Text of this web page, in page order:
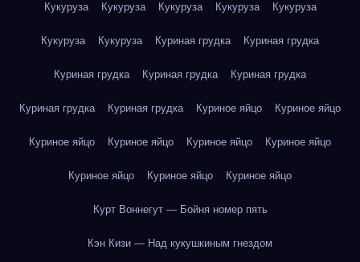
Кукуруза Кукуруза Кукуруза Кукуруза Кукуруза
Кукуруза Кукуруза Куриная грудка Куриная грудка
Куриная грудка Куриная грудка Куриная грудка
Куриная грудка Куриная грудка Куриное яйцо Куриное яйцо
Куриное яйцо Куриное яйцо Куриное яйцо Куриное яйцо
Куриное яйцо Куриное яйцо Куриное яйцо
Курт Воннегут — Бойня номер пять
Кэн Кизи — Над кукушкиным гнездом